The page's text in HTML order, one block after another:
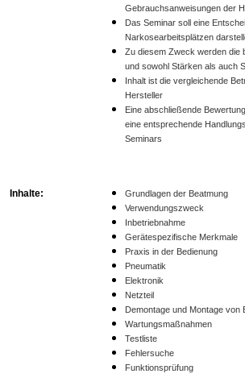
Gebrauchsanweisungen der
Das Seminar soll eine
Narkosearbeitsplätzen
Zu diesem Zweck werden die
und sowohl Stärken als auch
Inhalt ist die vergleichende
Hersteller
Eine abschließende
eine entsprechende
Seminars
Inhalte:
Grundlagen der Beatmung
Verwendungszweck
Inbetriebnahme
Gerätespezifische Merkmale
Praxis in der Bedienung
Pneumatik
Elektronik
Netzteil
Demontage und Montage von
Wartungsmaßnahmen
Testliste
Fehlersuche
Funktionsprüfung